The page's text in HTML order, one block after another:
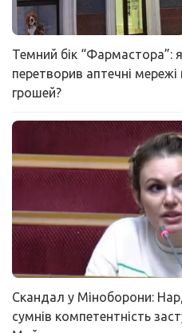
Темний бік “Фармастора”:
перетворив аптечні
грошей?
Скандал у Міноборони:
сумнів компетентність